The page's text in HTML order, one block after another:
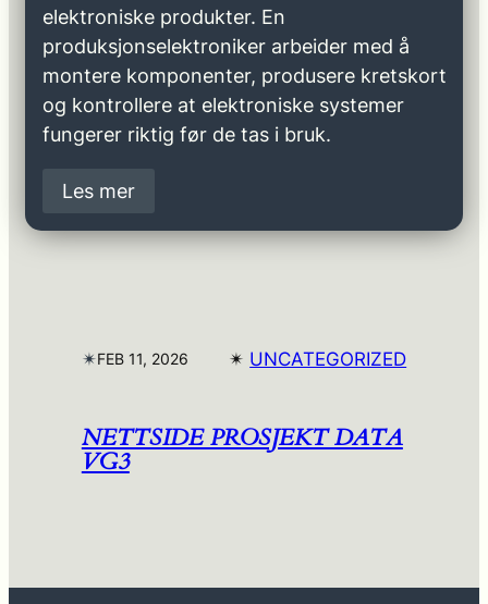
elektroniske produkter. En
produksjonselektroniker arbeider med å
montere komponenter, produsere kretskort
og kontrollere at elektroniske systemer
fungerer riktig før de tas i bruk.
Les mer
✴︎FEB 11, 2026 ✴︎ UNCATEGORIZED
NETTSIDE PROSJEKT DATA
VG3